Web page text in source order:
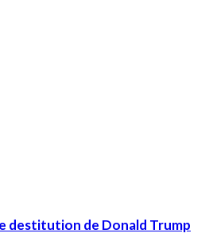
destitution de Donald Trump